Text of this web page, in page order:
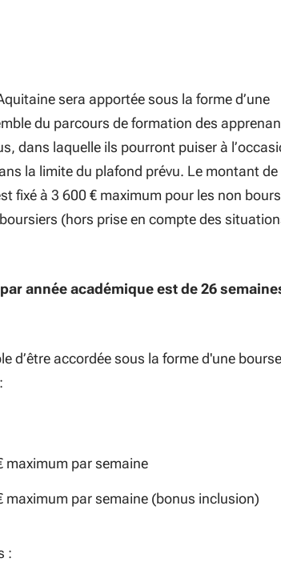
sera apportée sous la forme d’une
du parcours de formation des
dans laquelle ils pourront puiser à
la limite du plafond prévu. Le montant
fixé à 3 600 € maximum pour les non
(hors prise en compte des
année académique est de 26
d’être accordée sous la forme d'une bourse
maximum par semaine
maximum par semaine (bonus inclusion)
: